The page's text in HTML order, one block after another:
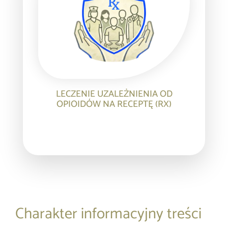
LECZENIE UZALEŻNIENIA OD
OPIOIDÓW NA RECEPTĘ (RX)
Charakter informacyjny treści